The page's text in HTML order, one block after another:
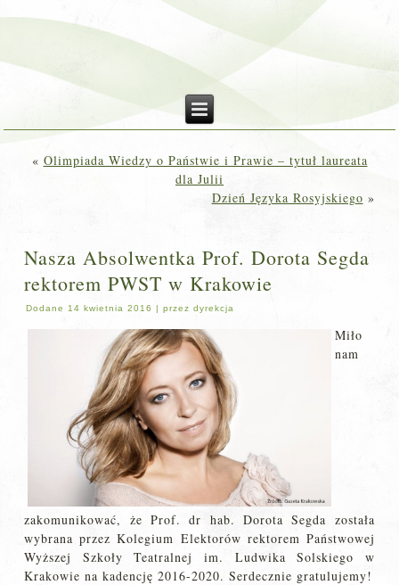
« Olimpiada Wiedzy o Państwie i Prawie – tytuł laureata
dla Julii
Dzień Języka Rosyjskiego »
Nasza Absolwentka Prof. Dorota Segda
rektorem PWST w Krakowie
Dodane 14 kwietnia 2016 |przez dyrekcja
Miło
nam
zakomunikować, że Prof. dr hab. Dorota Segda została
wybrana przez Kolegium Elektorów rektorem Państwowej
Wyższej Szkoły Teatralnej im. Ludwika Solskiego w
Krakowie na kadencję 2016-2020. Serdecznie gratulujemy!